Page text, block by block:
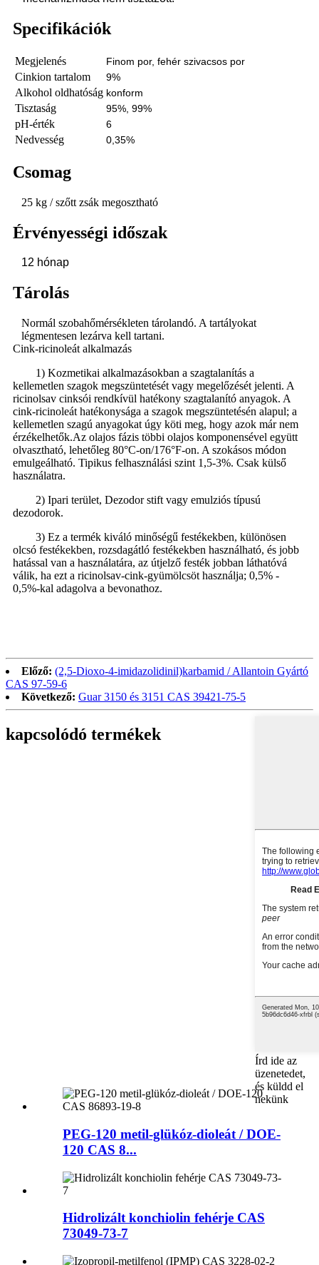
Specifikációk
Megjelenés Finom por, fehér szivacsos por
Cinkion tartalom 9%
Alkohol oldhatóság konform
Tisztaság 95%, 99%
pH-érték 6
Nedvesség 0,35%
Csomag
25 kg / szőtt zsák megosztható
Érvényességi időszak
12 hónap
Tárolás
Normál szobahőmérsékleten tárolandó. A tartályokat
légmentesen lezárva kell tartani.
Cink-ricinoleát alkalmazás
1) Kozmetikai alkalmazásokban a szagtalanítás a
kellemetlen szagok megszüntetését vagy megelőzését jelenti. A
ricinolsav cinksói rendkívül hatékony szagtalanító anyagok. A
cink-ricinoleát hatékonysága a szagok megszüntetésén alapul; a
kellemetlen szagú anyagokat úgy köti meg, hogy azok már nem
érzékelhetők.Az olajos fázis többi olajos komponensével együtt
olvasztható, lehetőleg 80°C-on/176°F-on. A szokásos módon
emulgeálható. Tipikus felhasználási szint 1,5-3%. Csak külső
használatra.
2) Ipari terület, Dezodor stift vagy emulziós típusú
dezodorok.
3) Ez a termék kiváló minőségű festékekben, különösen
olcsó festékekben, rozsdagátló festékekben használható, és jobb
hatással van a használatára, az útjelző festék jobban láthatóvá
válik, ha ezt a ricinolsav-cink-gyümölcsöt használja; 0,5% -
0,5%-kal adagolva a bevonathoz.
Előző: (2,5-Dioxo-4-imidazolidinil)karbamid / Allantoin Gyártó
CAS 97-59-6
Következő: Guar 3150 és 3151 CAS 39421-75-5
Írd ide az
üzenetedet,
és küldd el
nekünk
kapcsolódó termékek
PEG-120 metil-glükóz-dioleát / DOE-
120 CAS 8...
Hidrolizált konchiolin fehérje CAS
73049-73-7